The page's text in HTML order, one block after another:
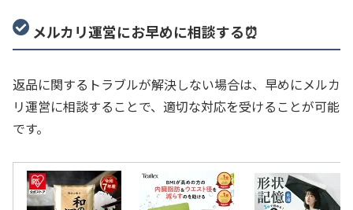
メルカリ運営にお早めに相談する⏰
返品に関するトラブルが解決しない場合は、早めにメルカ
リ運営に相談することで、適切な対応を受けることが可能
です。